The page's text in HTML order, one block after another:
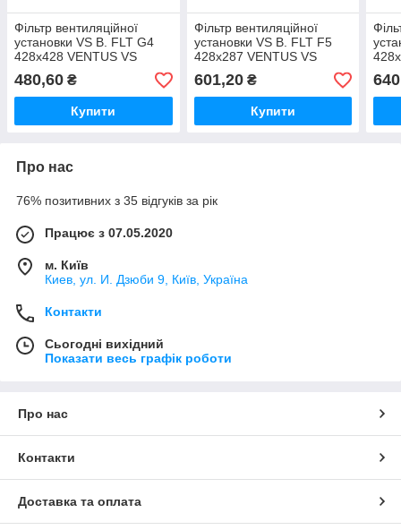
Фільтр вентиляційної
установки VS B. FLT G4
428x428 VENTUS VS
VENTUS VVS VENTUS N-
TYPE (NVS)
480,60 ₴
Купити
Фільтр вентиляційної
установки VS B. FLT F5
428x287 VENTUS VS
VENTUS VVS VENTUS N-
TYPE (NVS)
601,20₴
Купити
Про нас
76% позитивних з 35 відгуків за рік
Працює з 07.05.2020
м. Київ
Киев, ул. И. Дзюби 9, Київ, Україна
Контакти
Сьогодні вихідний
Показати весь графік роботи
Про нас
Контакти
Доставка та оплата